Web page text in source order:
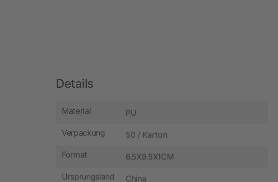
Details
Material PU
Verpackung 50 / Karton
Format 6.5X9.5X1CM
Ursprungsland China